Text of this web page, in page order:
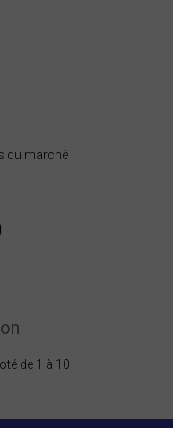
du marché
de 1 à 10